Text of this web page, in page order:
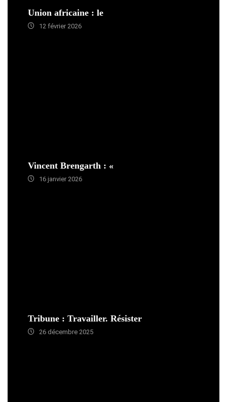
Union africaine : le
12 février 2026
Vincent Brengarth : «
16 janvier 2026
Tribune : Travailler. Résister
26 décembre 2025